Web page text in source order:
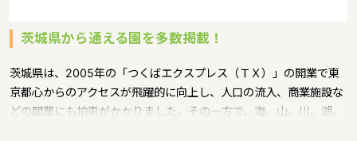
茨城県から通える園を多数掲載！
茨城県は、2005年の「つくばエクスプレス（ＴＸ）」の開業で東
京都心からのアクセスが飛躍的に向上し、人口の流入、商業施設な
どの開業にも拍車がかかりました。その一方で、海、山、川、湖、